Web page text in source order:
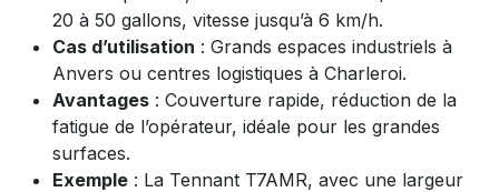
20 à 50 gallons, vitesse jusqu’à 6 km/h.
Cas d’utilisation : Grands espaces industriels à
Anvers ou centres logistiques à Charleroi.
Avantages : Couverture rapide, réduction de la
fatigue de l’opérateur, idéale pour les grandes
surfaces.
Exemple : La Tennant T7AMR, avec une largeur